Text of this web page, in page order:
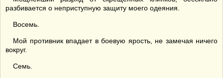
разбивается о неприступную защиту моего одеяния.
Восемь.
Мой противник впадает в боевую ярость, не замечая ничего
вокруг.
Семь.